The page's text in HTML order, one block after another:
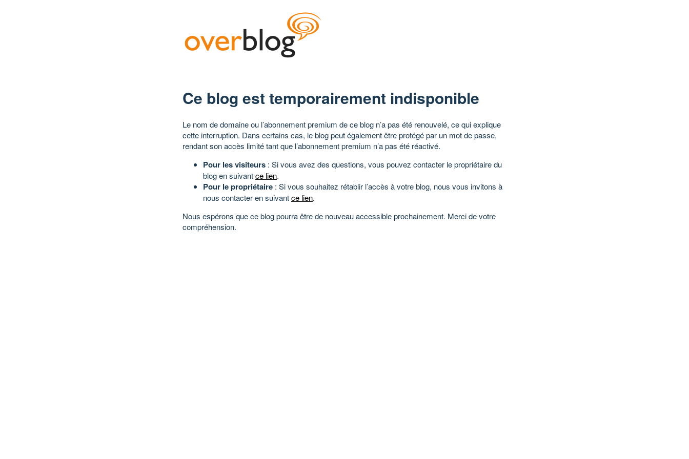
Ce blog est temporairement indisponible
Le nom de domaine ou l’abonnement premium de ce blog n’a pas été renouvelé, ce qui explique
cette interruption. Dans certains cas, le blog peut également être protégé par un mot de passe,
rendant son accès limité tant que l’abonnement premium n’a pas été réactivé.
Pour les visiteurs : Si vous avez des questions, vous pouvez contacter le propriétaire du
blog en suivantce lien.
Pour le propriétaire : Si vous souhaitez rétablir l’accès à votre blog, nous vous invitons à
nous contacter en suivantce lien.
Nous espérons que ce blog pourra être de nouveau accessible prochainement. Merci de votre
compréhension.